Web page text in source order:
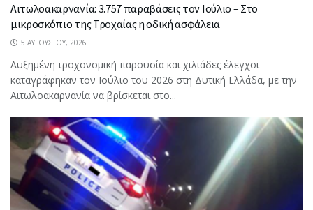
Αιτωλοακαρνανία: 3.757 παραβάσεις τον Ιούλιο – Στο
μικροσκόπιο της Τροχαίας η οδική ασφάλεια
5 ΑΥΓΟΎΣΤΟΥ, 2026
Αυξημένη τροχονομική παρουσία και χιλιάδες έλεγχοι
καταγράφηκαν τον Ιούλιο του 2026 στη Δυτική Ελλάδα, με την
Αιτωλοακαρνανία να βρίσκεται στο...